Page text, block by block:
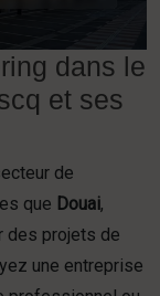
dans le
et ses
de
que Douai,
des projets de
une entreprise